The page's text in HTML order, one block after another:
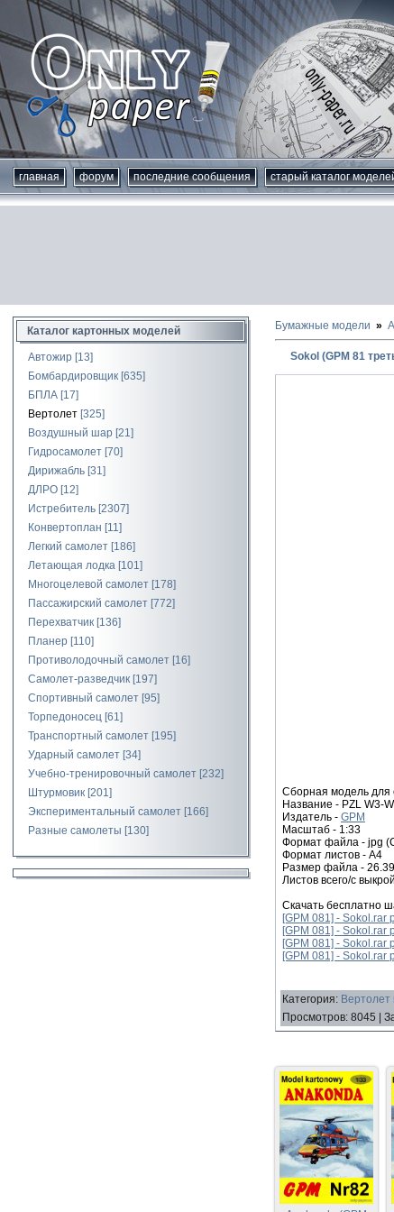
главная форум последние сообщения старый каталог
Каталог картонных моделей
Автожир [13]
Бомбардировщик [635]
БПЛА [17]
Вертолет [325]
Воздушный шар [21]
Гидросамолет [70]
Дирижабль [31]
ДЛРО [12]
Истребитель [2307]
Конвертоплан [11]
Легкий самолет [186]
Летающая лодка [101]
Многоцелевой самолет [178]
Пассажирский самолет [772]
Перехватчик [136]
Планер [110]
Противолодочный самолет [16]
Самолет-разведчик [197]
Спортивный самолет [95]
Торпедоносец [61]
Транспортный самолет [195]
Ударный самолет [34]
Учебно-тренировочный самолет [232]
Штурмовик [201]
Экспериментальный самолет [166]
Разные самолеты [130]
Бумажные модели
Sokol (GPM 81
Сборная модель для
Название - PZL W3-
Издатель - GPM
Масштаб - 1:33
Формат файла - jpg
Формат листов - A4
Размер файла -
Листов всего/с
Скачать бесплатно
[GPM 081] - Sokol.rar
[GPM 081] - Sokol.rar
[GPM 081] - Sokol.rar
[GPM 081] - Sokol.rar
Категория: Вертолет
Просмотров: 8045